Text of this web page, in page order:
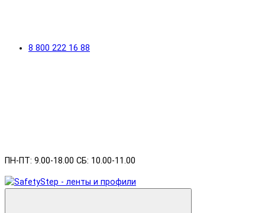
8 800 222 16 88
ПН-ПТ: 9.00-18.00 СБ: 10.00-11.00